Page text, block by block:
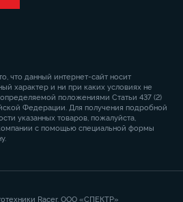
что данный интернет-сайт носит
характер и ни при каких условиях не
положениями Статьи 437 (2)
Федерации. Для получения подробной
указанных товаров, пожалуйста,
с помощью специальной формы
Racer. ООО «СПЕКТР»